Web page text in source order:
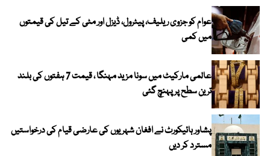
عوام کو جزوی ریلیف، پیٹرول، ڈیزل اور مٹی کے تیل کی قیمتوں
میں کمی
عالمی مارکیٹ میں سونا مزید مہنگا ، قیمت 7 ہفتوں کی بلند
ترین سطح پر پہنچ گئی
پشاور ہائیکورٹ نے افغان شہریوں کی عارضی قیام کی درخواستیں
مسترد کر دیں